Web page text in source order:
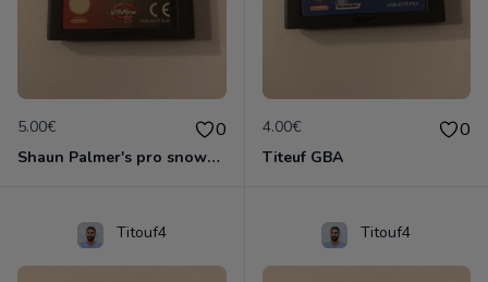
5.00€ 0
Shaun Palmer's pro snowboarder
4.00€ 0
Titeuf GBA
Titouf4 Titouf4